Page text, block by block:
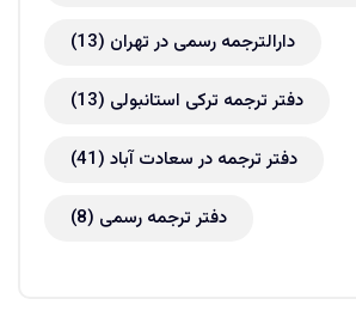
دارالترجمه رسمی در تهران (13)
دفتر ترجمه ترکی استانبولی (13)
دفتر ترجمه در سعادت آباد (41)
دفتر ترجمه رسمی (8)